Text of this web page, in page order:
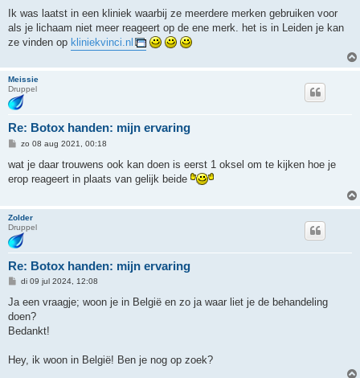
h
Ik was laatst in een kliniek waarbij ze meerdere merken gebruiken voor
als je lichaam niet meer reageert op de ene merk. het is in Leiden je kan
ze vinden op kliniekvinci.nl
Meissie
Druppel
Re: Botox handen: mijn ervaring
B
r
c
zo 08 aug 2021, 00:18
wat je daar trouwens ook kan doen is eerst 1 oksel om te kijken hoe je
erop reageert in plaats van gelijk beide
Zolder
Druppel
Re: Botox handen: mijn ervaring
B
r
c
h
di 09 jul 2024, 12:08
Ja een vraagje; woon je in België en zo ja waar liet je de behandeling
doen?
Bedankt!
Hey, ik woon in België! Ben je nog op zoek?